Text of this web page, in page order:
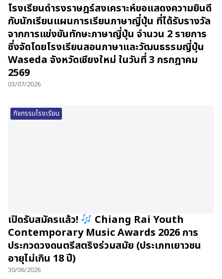
โรงเรียนดำรงราษฎร์สงเคราะห์ขอแสดงความยินดี
กับนักเรียนแผนการเรียนภาษาญี่ปุ่น ที่ได้รับรางวัล
จากการแข่งขันทักษะภาษาญี่ปุ่น จำนวน 2 รายการ
ซึ่งจัดโดยโรงเรียนสอนภาษาและวัฒนธรรมญี่ปุ่น
Waseda จังหวัดเชียงใหม่ ในวันที่ 3 กรกฎาคม
2569
03/07/2026
กิจกรรมโรงเรียน
เปิดรับสมัครแล้ว!
Chiang Rai Youth
Contemporary Music Awards 2026 การ
ประกวดวงดนตรีสตริงร่วมสมัย (ประเภทเยาวชน
อายุไม่เกิน 18 ปี)
30/06/2026